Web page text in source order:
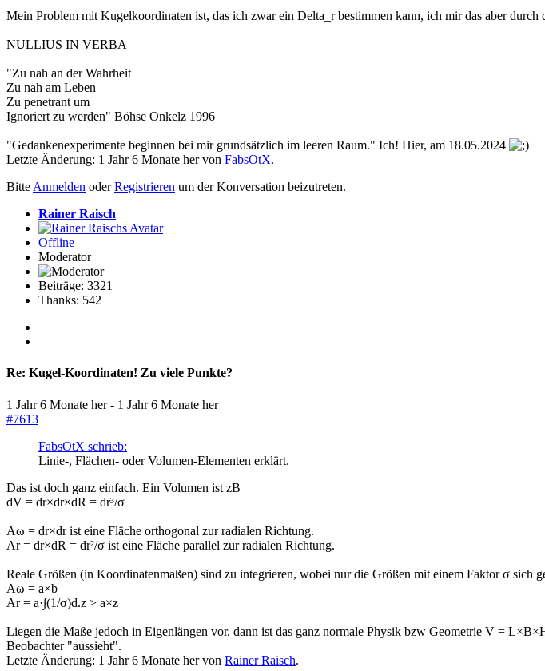
Mein Problem mit Kugelkoordinaten ist, das ich zwar ein Delta_r bestimmen kann, ich mir das aber durch
NULLIUS IN VERBA
"Zu nah an der Wahrheit
Zu nah am Leben
Zu penetrant um
Ignoriert zu werden" Böhse Onkelz 1996
"Gedankenexperimente beginnen bei mir grundsätzlich im leeren Raum." Ich! Hier, am 18.05.2024
Letzte Änderung: 1 Jahr 6 Monate her von FabsOtX.
Bitte Anmelden oderRegistrieren um der Konversation beizutreten.
Rainer Raisch
Offline
Moderator
Beiträge: 3321
Thanks: 542
Re: Kugel-Koordinaten! Zu viele Punkte?
1 Jahr 6 Monate her- 1 Jahr 6 Monate her
#7613
FabsOtX schrieb:
Linie-, Flächen- oder Volumen-Elementen erklärt.
Das ist doch ganz einfach. Ein Volumen ist zB
dV = dr×dr×dR = dr³/σ
Aω = dr×dr ist eine Fläche orthogonal zur radialen Richtung.
Ar = dr×dR = dr²/σ ist eine Fläche parallel zur radialen Richtung.
Reale Größen (in Koordinatenmaßen) sind zu integrieren, wobei nur die Größen mit einem Faktor σ sich
Aω = a×b
Ar = a·∫(1/σ)d.z > a×z
Liegen die Maße jedoch in Eigenlängen vor, dann ist das ganz normale Physik bzw Geometrie V =
Beobachter "aussieht".
Letzte Änderung: 1 Jahr 6 Monate her von Rainer Raisch.